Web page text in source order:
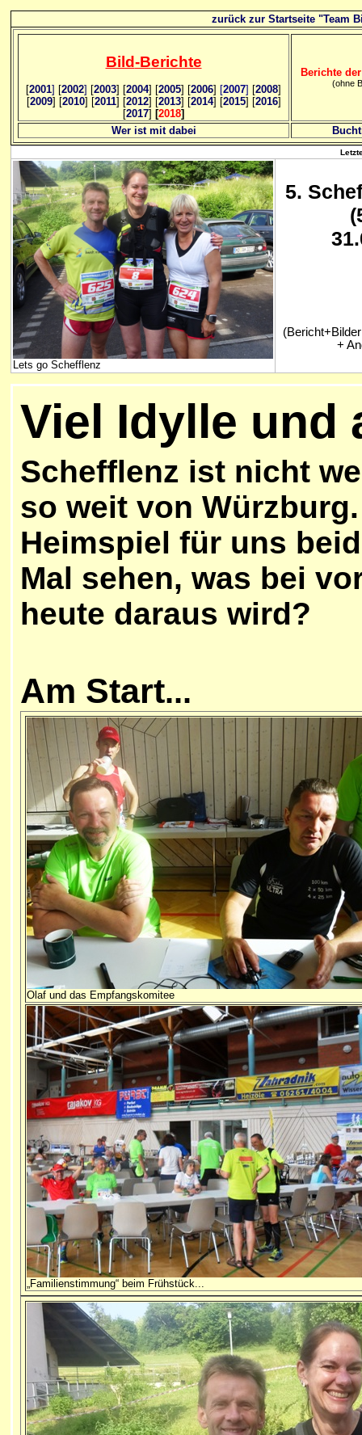
zurück zur Startseite "Team
Bild-Berichte
[2001] [2002] [2003] [2004] [2005] [2006] [2007] [2008]
[2009] [2010] [2011] [2012] [2013] [2014] [2015] [2016]
[2017] [2018]
Berichte
(ohne
Wer ist mit dabei
Lets go Schefflenz
5.
+
Viel Idylle und
Schefflenz ist nicht
so weit von
Heimspiel für uns
Mal sehen, was bei
heute daraus wird?
Am Start...
Olaf und das Empfangskomitee
„Familienstimmung“ beim Frühstück...